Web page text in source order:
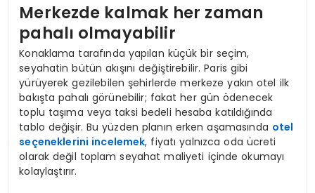
Merkezde kalmak her zaman
pahalı olmayabilir
Konaklama tarafında yapılan küçük bir seçim,
seyahatin bütün akışını değiştirebilir. Paris gibi
yürüyerek gezilebilen şehirlerde merkeze yakın otel ilk
bakışta pahalı görünebilir; fakat her gün ödenecek
toplu taşıma veya taksi bedeli hesaba katıldığında
tablo değişir. Bu yüzden planın erken aşamasında otel
seçeneklerini incelemek, fiyatı yalnızca oda ücreti
olarak değil toplam seyahat maliyeti içinde okumayı
kolaylaştırır.